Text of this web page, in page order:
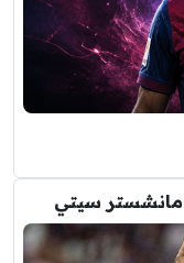
مانشستر سيتي